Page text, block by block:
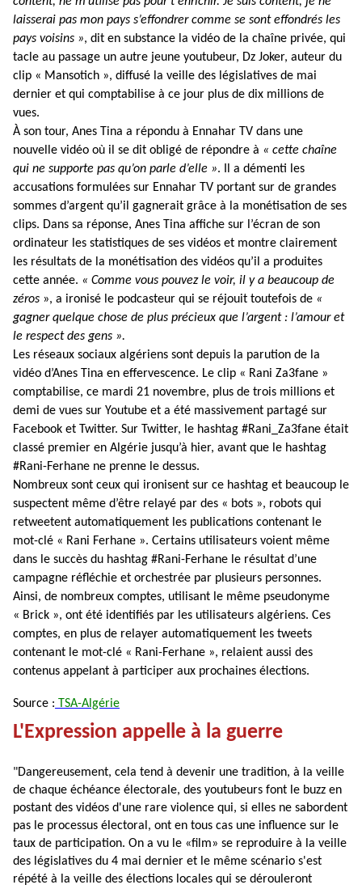
laisserai pas mon pays s’effondrer comme se sont effondrés les
pays voisins », dit en substance la vidéo de la chaîne privée, qui
tacle au passage un autre jeune youtubeur, Dz Joker, auteur du
clip « Mansotich », diffusé la veille des législatives de mai
dernier et qui comptabilise à ce jour plus de dix millions de
vues.
À son tour, Anes Tina a répondu à Ennahar TV dans une
nouvelle vidéo où il se dit obligé de répondre à « cette chaîne
qui ne supporte pas qu’on parle d’elle ». Il a démenti les
accusations formulées sur Ennahar TV portant sur de grandes
sommes d’argent qu’il gagnerait grâce à la monétisation de ses
clips. Dans sa réponse, Anes Tina affiche sur l’écran de son
ordinateur les statistiques de ses vidéos et montre clairement
les résultats de la monétisation des vidéos qu’il a produites
cette année. « Comme vous pouvez le voir, il y a beaucoup de
zéros », a ironisé le podcasteur qui se réjouit toutefois de «
gagner quelque chose de plus précieux que l’argent : l’amour et
le respect des gens ».
Les réseaux sociaux algériens sont depuis la parution de la
vidéo d’Anes Tina en effervescence. Le clip « Rani Za3fane »
comptabilise, ce mardi 21 novembre, plus de trois millions et
demi de vues sur Youtube et a été massivement partagé sur
Facebook et Twitter. Sur Twitter, le hashtag #Rani_Za3fane était
classé premier en Algérie jusqu’à hier, avant que le hashtag
#Rani-Ferhane ne prenne le dessus.
Nombreux sont ceux qui ironisent sur ce hashtag et beaucoup le
suspectent même d’être relayé par des « bots », robots qui
retweetent automatiquement les publications contenant le
mot-clé « Rani Ferhane ». Certains utilisateurs voient même
dans le succès du hashtag #Rani-Ferhane le résultat d’une
campagne réfléchie et orchestrée par plusieurs personnes.
Ainsi, de nombreux comptes, utilisant le même pseudonyme
« Brick », ont été identifiés par les utilisateurs algériens. Ces
comptes, en plus de relayer automatiquement les tweets
contenant le mot-clé « Rani-Ferhane », relaient aussi des
contenus appelant à participer aux prochaines élections.
Source : TSA-Algérie
L'Expression appelle à la guerre
"Dangereusement, cela tend à devenir une tradition, à la veille
de chaque échéance électorale, des youtubeurs font le buzz en
postant des vidéos d'une rare violence qui, si elles ne sabordent
pas le processus électoral, ont en tous cas une influence sur le
taux de participation. On a vu le «film» se reproduire à la veille
des législatives du 4 mai dernier et le même scénario s'est
répété à la veille des élections locales qui se dérouleront